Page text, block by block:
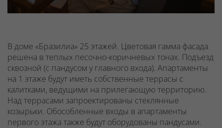
В доме «Бразилиа» 25 этажей. Цветовая гамма фасада
решена в теплых песочно-коричневых тонах. Подъезд
сквозной (с пандусом у главного входа). Апартаменты
на 1 этаже будут иметь собственные террасы с
калитками, ведущими на прилегающую территорию.
Над террасами запроектированы стеклянные
козырьки. Обособленные входы в апартаменты
первого этажа также будут оборудованы пандусами.